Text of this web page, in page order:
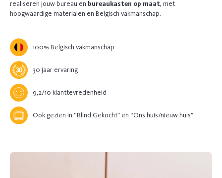
realiseren jouw bureau en bureaukasten op maat, met
hoogwaardige materialen en Belgisch vakmanschap.
100% Belgisch vakmanschap
30 jaar ervaring
9,2/10 klanttevredenheid
Ook gezien in “Blind Gekocht” en “Ons huis/nieuw huis”